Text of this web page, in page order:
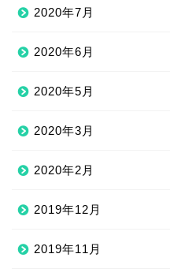
2020年7月
2020年6月
2020年5月
2020年3月
2020年2月
2019年12月
2019年11月